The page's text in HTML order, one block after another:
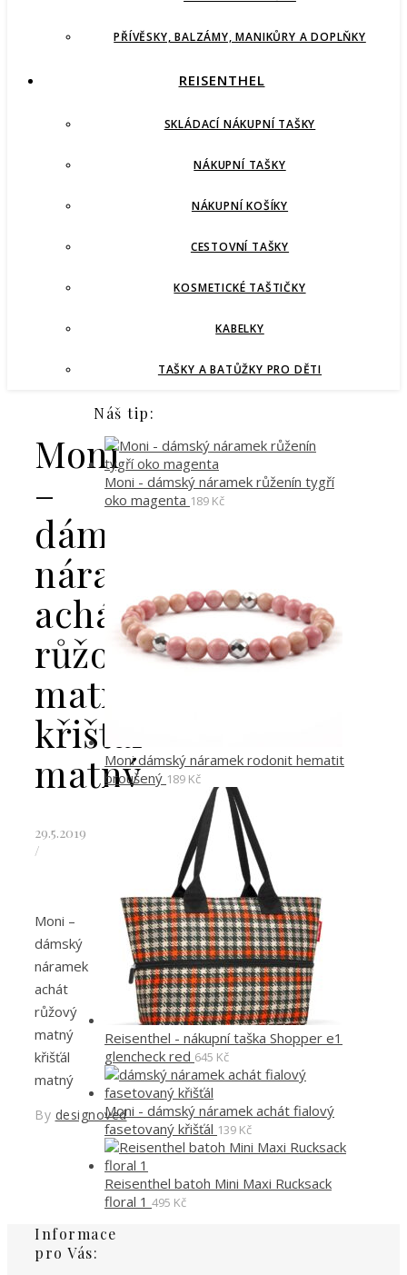
PŘÍVĚSKY, BALZÁMY, MANIKŮRY A DOPLŇKY
REISENTHEL
SKLÁDACÍ NÁKUPNÍ TAŠKY
NÁKUPNÍ TAŠKY
NÁKUPNÍ KOŠÍKY
CESTOVNÍ TAŠKY
KOSMETICKÉ TAŠTIČKY
KABELKY
TAŠKY A BATŮŽKY PRO DĚTI
Moni
–
dámský
náramek
achát
růžový
matný
křišťál
matný
29.5.2019
/
Moni –
dámský
náramek
achát
růžový
matný
křišťál
matný
By designoved
Náš tip:
Moni - dámský náramek růženín tygří
oko magenta 189 Kč
Moni dámský náramek rodonit hematit
broušený 189 Kč
Reisenthel - nákupní taška Shopper e1
glencheck red 645 Kč
Moni - dámský náramek achát fialový
fasetovaný křišťál 139 Kč
Reisenthel batoh Mini Maxi Rucksack
floral 1 495 Kč
Informace
pro Vás: